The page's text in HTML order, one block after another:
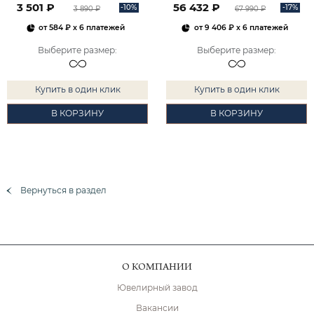
3 501 ₽ 3 890 ₽ -10%
от584 ₽ x 6 платежей
Выберите размер:
Купить в один клик
В КОРЗИНУ
56 432 ₽ 67 990 ₽ -17%
от9 406 ₽x 6 платежей
Выберите размер:
Купить в один клик
В КОРЗИНУ
Вернуться в раздел
О КОМПАНИИ
Ювелирный завод
Вакансии